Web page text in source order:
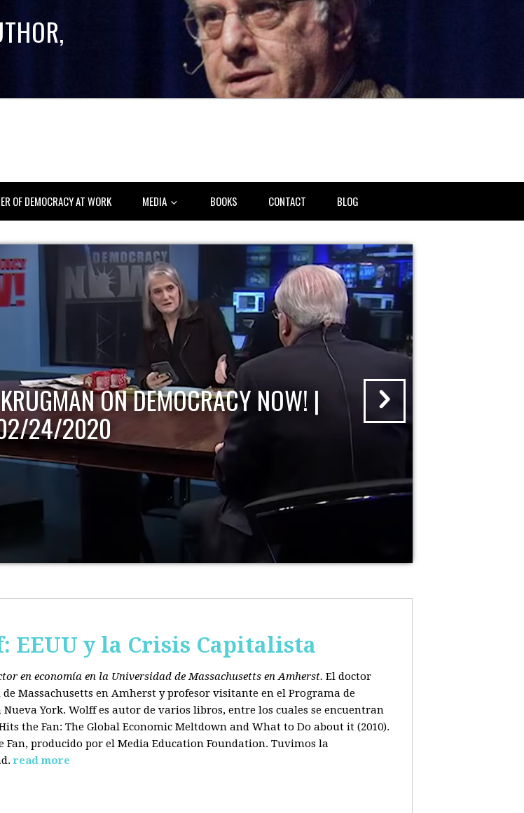
OF DEMOCRACY AT WORK MEDIA BOOKS CONTACT BLOG
ON DEMOCRACY NOW! |
24/2020
EEUU y la Crisis Capitalista
en economía en la Universidad de Massachusetts en Amherst. El doctor
Massachusetts en Amherst y profesor visitante en el Programa de
York. Wolff es autor de varios libros, entre los cuales se encuentran
the Fan: The Global Economic Meltdown and What to Do about it (2010).
producido por el Media Education Foundation. Tuvimos la
read more